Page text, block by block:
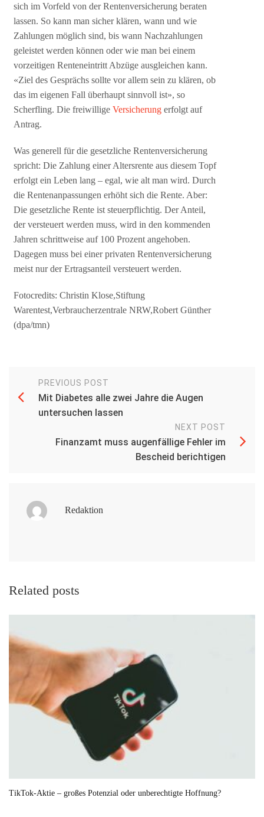
sich im Vorfeld von der Rentenversicherung beraten
lassen. So kann man sicher klären, wann und wie
Zahlungen möglich sind, bis wann Nachzahlungen
geleistet werden können oder wie man bei einem
vorzeitigen Renteneintritt Abzüge ausgleichen kann.
«Ziel des Gesprächs sollte vor allem sein zu klären, ob
das im eigenen Fall überhaupt sinnvoll ist», so
Scherfling. Die freiwilligeVersicherung erfolgt auf
Antrag.
Was generell für die gesetzliche Rentenversicherung
spricht: Die Zahlung einer Altersrente aus diesem Topf
erfolgt ein Leben lang – egal, wie alt man wird. Durch
die Rentenanpassungen erhöht sich die Rente. Aber:
Die gesetzliche Rente ist steuerpflichtig. Der Anteil,
der versteuert werden muss, wird in den kommenden
Jahren schrittweise auf 100 Prozent angehoben.
Dagegen muss bei einer privaten Rentenversicherung
meist nur der Ertragsanteil versteuert werden.
Fotocredits: Christin Klose,Stiftung
Warentest,Verbraucherzentrale NRW,Robert Günther
(dpa/tmn)
PREVIOUS POST
Mit Diabetes alle zwei Jahre die Augen
untersuchen lassen
NEXT POST
Finanzamt muss augenfällige Fehler im
Bescheid berichtigen
Redaktion
Related posts
TikTok-Aktie – großes Potenzial oder unberechtigte Hoffnung?